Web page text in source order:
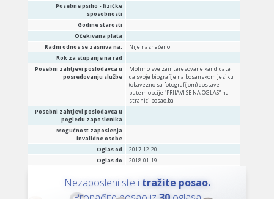
Posebne psiho - fizičke
sposobnosti
Godine starosti
Očekivana plata
Radni odnos se zasniva na:
Nije naznačeno
Rok za stupanje na rad
Posebni zahtjevi poslodavca u
posredovanju službe
Molimo sve zainteresovane kandidate
da svoje biografije na bosanskom jeziku
(obavezno sa fotografijom) dostave
putem opcije “PRIJAVI SE NA OGLAS” na
stranici posao.ba
Posebni zahtjevi poslodavca u
pogledu zaposlenika
Mogućnost zaposlenja
invalidne osobe
Oglas od
2017-12-20
Oglas do
2018-01-19
Nezaposleni ste i tražite posao.